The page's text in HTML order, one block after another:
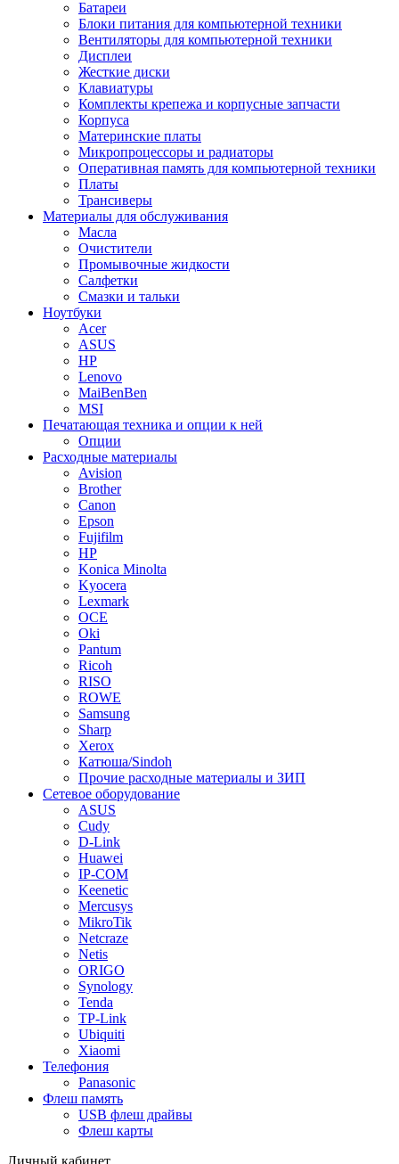
Батареи
Блоки питания для компьютерной техники
Вентиляторы для компьютерной техники
Дисплеи
Жесткие диски
Клавиатуры
Комплекты крепежа и корпусные запчасти
Корпуса
Материнские платы
Микропроцессоры и радиаторы
Оперативная память для компьютерной техники
Платы
Трансиверы
Материалы для обслуживания
Масла
Очистители
Промывочные жидкости
Салфетки
Смазки и тальки
Ноутбуки
Acer
ASUS
HP
Lenovo
MaiBenBen
MSI
Печатающая техника и опции к ней
Опции
Расходные материалы
Avision
Brother
Canon
Epson
Fujifilm
HP
Konica Minolta
Kyocera
Lexmark
OCE
Oki
Pantum
Ricoh
RISO
ROWE
Samsung
Sharp
Xerox
Катюша/Sindoh
Прочие расходные материалы и ЗИП
Сетевое оборудование
ASUS
Cudy
D-Link
Huawei
IP-COM
Keenetic
Mercusys
MikroTik
Netcraze
Netis
ORIGO
Synology
Tenda
TP-Link
Ubiquiti
Xiaomi
Телефония
Panasonic
Флеш память
USB флеш драйвы
Флеш карты
Личный кабинет